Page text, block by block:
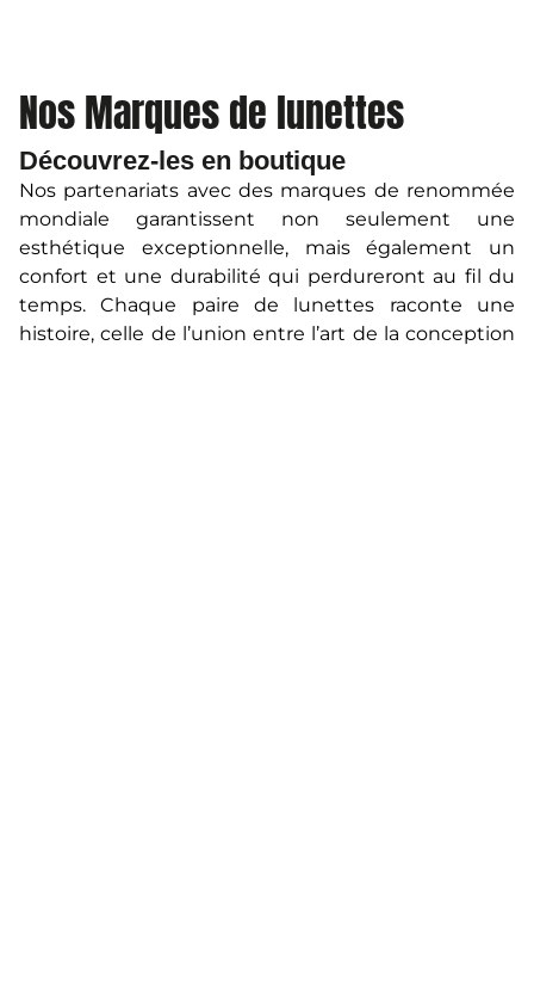
Nos Marques de lunettes
Découvrez-les en boutique
Nos partenariats avec des marques de renommée
mondiale garantissent non seulement une
esthétique exceptionnelle, mais également un
confort et une durabilité qui perdureront au fil du
temps. Chaque paire de lunettes raconte une
histoire, celle de l’union entre l’art de la conception